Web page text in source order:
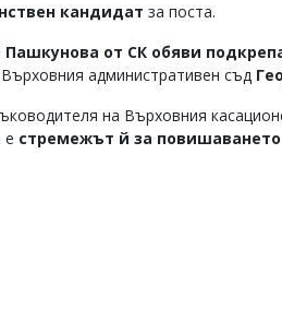
кандидат за поста.
Пашкунова от СК обяви
административен съд
на Върховния
е стремежът й за